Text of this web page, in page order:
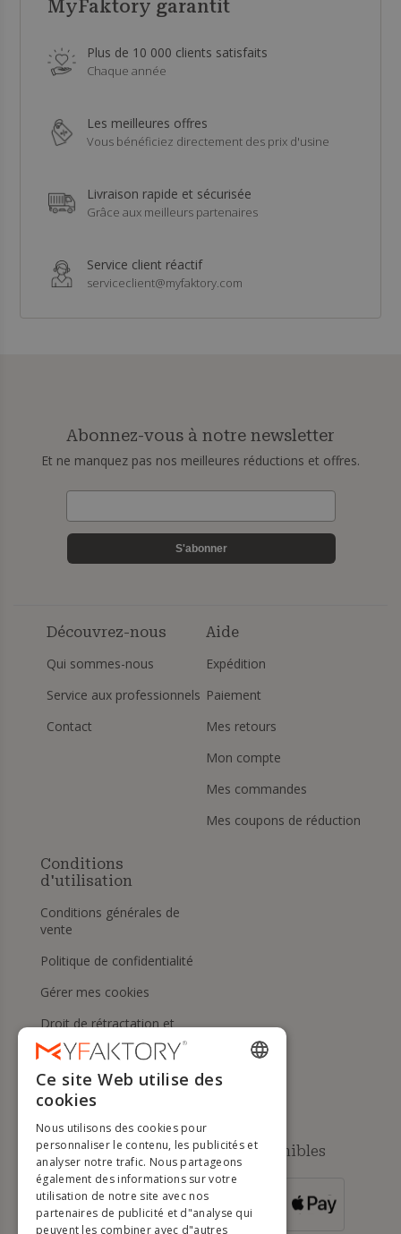
MyFaktory garantit
Plus de 10 000 clients satisfaits
Chaque année
Les meilleures offres
Vous bénéficiez directement des prix d'usine
Livraison rapide et sécurisée
Grâce aux meilleurs partenaires
Service client réactif
serviceclient@myfaktory.com
Abonnez-vous à notre newsletter
Et ne manquez pas nos meilleures réductions et offres.
S'abonner
Découvrez-nous
Qui sommes-nous
Service aux professionnels
Contact
Aide
Expédition
Paiement
Mes retours
Mon compte
Mes commandes
Mes coupons de réduction
Conditions
d'utilisation
Conditions générales de
vente
Politique de confidentialité
Gérer mes cookies
Droit de rétractation et
retours
Aide
Méthodes de paiement disponibles
POUR LES
COMMANDES
SUPÉRIEURES À
ENGLISH
DUTCH
GERMAN
Ce site Web utilise des
cookies
Nous utilisons des cookies pour
personnaliser le contenu, les publicités et
analyser notre trafic. Nous partageons
également des informations sur votre
utilisation de notre site avec nos
partenaires de publicité et d"analyse qui
peuvent les combiner avec d"autres